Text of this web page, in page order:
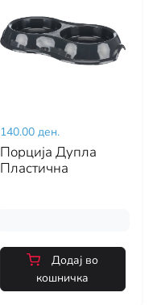
140.00 ден.
Порција Дупла
Пластична
Додај во
кошничка